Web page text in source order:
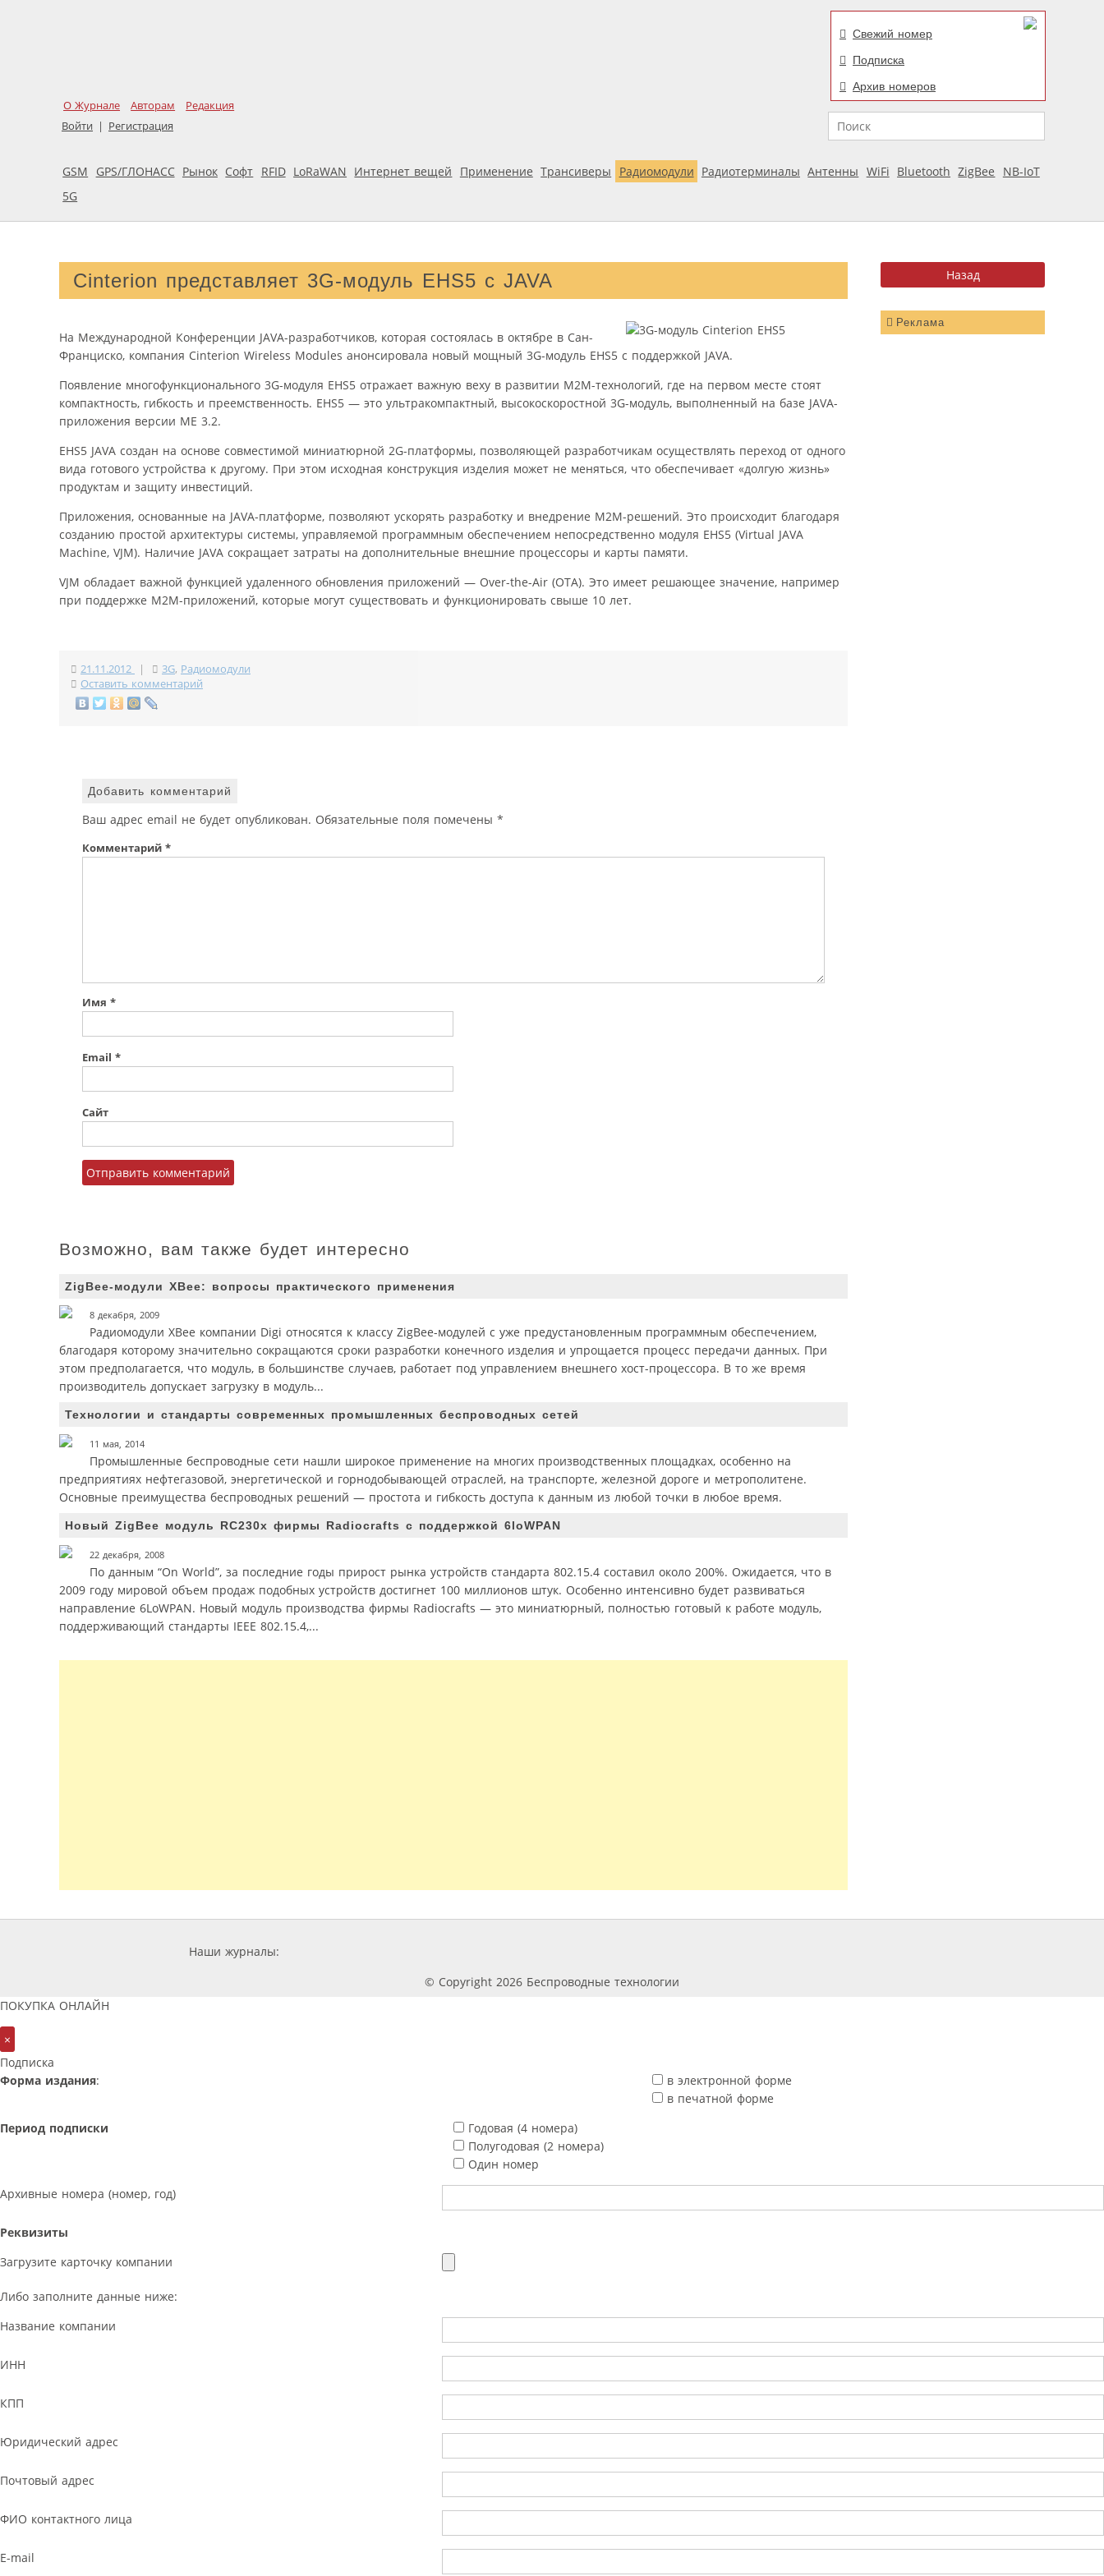
О Журнале Авторам
Редакция
Войти | Регистрация
Свежий номер
Подписка
Архив номеров
Поиск
GSM GPS/ГЛОНАСС Рынок Софт RFID LoRaWAN Интернет вещей Применение Трансиверы Радиомодули Радиотерминалы Антенны WiFi Bluetooth ZigBee
NB-IoT
5G
Реклама
Cinterion представляет 3G-модуль EHS5 с JAVA
На Международной Конференции JAVA-разработчиков, которая состоялась в октябре в Сан-
Франциско, компания Cinterion Wireless Modules анонсировала новый мощный 3G-модуль EHS5 с поддержкой JAVA.
Появление многофункционального 3G-модуля EHS5 отражает важную веху в развитии M2M-технологий, где на первом месте стоят
компактность, гибкость и преемственность. EHS5 — это ультракомпактный, высокоскоростной 3G-модуль, выполненный на базе JAVA-
приложения версии МЕ 3.2.
EHS5 JAVA создан на основе совместимой миниатюрной 2G-платформы, позволяющей разработчикам осуществлять переход от одного
вида готового устройства к другому. При этом исходная конструкция изделия может не меняться, что обеспечивает «долгую жизнь»
продуктам и защиту инвестиций.
Приложения, основанные на JAVA-платформе, позволяют ускорять разработку и внедрение М2М-решений. Это происходит благодаря
созданию простой архитектуры системы, управляемой программным обеспечением непосредственно модуля EHS5 (Virtual JAVA
Machine, VJM). Наличие JAVA сокращает затраты на дополнительные внешние процессоры и карты памяти.
VJM обладает важной функцией удаленного обновления приложений — Over-the-Air (OTA). Это имеет решающее значение, например
при поддержке M2M-приложений, которые могут существовать и функционировать свыше 10 лет.
21.11.2012 | 3G, Радиомодули
Оставить комментарий
Добавить комментарий
Ваш адрес email не будет опубликован. Обязательные поля помечены *
Комментарий *
Имя *
Email *
Сайт
Возможно, вам также будет интересно
ZigBee-модули XBee: вопросы практического применения
8 декабря, 2009
Радиомодули XBee компании Digi относятся к классу ZigBee-модулей с уже предустановленным программным обеспечением,
благодаря которому значительно сокращаются сроки разработки конечного изделия и упрощается процесс передачи данных. При
этом предполагается, что модуль, в большинстве случаев, работает под управлением внешнего хост-процессора. В то же время
производитель допускает загрузку в модуль...
Технологии и стандарты современных промышленных беспроводных сетей
11 мая, 2014
Промышленные беспроводные сети нашли широкое применение на многих производственных площадках, особенно на
предприятиях нефтегазовой, энергетической и горнодобывающей отраслей, на транспорте, железной дороге и метрополитене.
Основные преимущества беспроводных решений — простота и гибкость доступа к данным из любой точки в любое время.
Новый ZigBee модуль RC230x фирмы Radiocrafts с поддержкой 6loWPAN
22 декабря, 2008
По данным “On World”, за последние годы прирост рынка устройств стандарта 802.15.4 составил около 200%. Ожидается, что в
2009 году мировой объем продаж подобных устройств достигнет 100 миллионов штук. Особенно интенсивно будет развиваться
направление 6LoWPAN. Новый модуль производства фирмы Radiocrafts — это миниатюрный, полностью готовый к работе модуль,
поддерживающий стандарты IEEE 802.15.4,...
Наши журналы:
© Copyright 2026 Беспроводные технологии
ПОКУПКА ОНЛАЙН
×
Подписка
Форма издания:
в электронной форме
в печатной форме
Период подписки
Годовая (4 номера)
Полугодовая (2 номера)
Один номер
Архивные номера (номер, год)
Реквизиты
Загрузите карточку компании
Либо заполните данные ниже:
Название компании
ИНН
КПП
Юридический адрес
Почтовый адрес
ФИО контактного лица
E-mail